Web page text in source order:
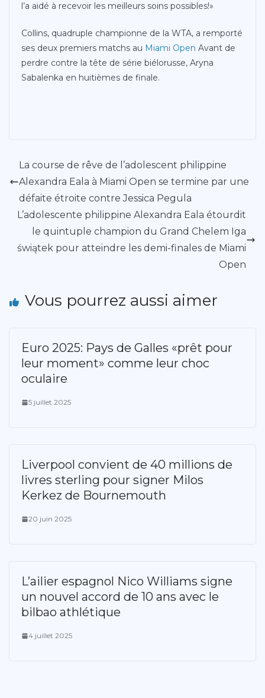
l’a aidé à recevoir les meilleurs soins possibles!»
Collins, quadruple championne de la WTA, a remporté
ses deux premiers matchs au Miami Open Avant de
perdre contre la tête de série biélorusse, Aryna
Sabalenka en huitièmes de finale.
La course de rêve de l’adolescent philippine
Alexandra Eala à Miami Open se termine par une
défaite étroite contre Jessica Pegula
L’adolescente philippine Alexandra Eala étourdit
le quintuple champion du Grand Chelem Iga
świątek pour atteindre les demi-finales de Miami
Open
Vous pourrez aussi aimer
Euro 2025: Pays de Galles «prêt pour
leur moment» comme leur choc
oculaire
5 juillet 2025
Liverpool convient de 40 millions de
livres sterling pour signer Milos
Kerkez de Bournemouth
20 juin 2025
L’ailier espagnol Nico Williams signe
un nouvel accord de 10 ans avec le
bilbao athlétique
4 juillet 2025